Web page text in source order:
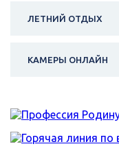
ЛЕТНИЙ ОТДЫХ
КАМЕРЫ ОНЛАЙН